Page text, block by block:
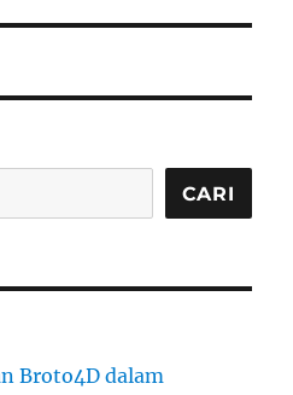
CARI
Broto4D dalam